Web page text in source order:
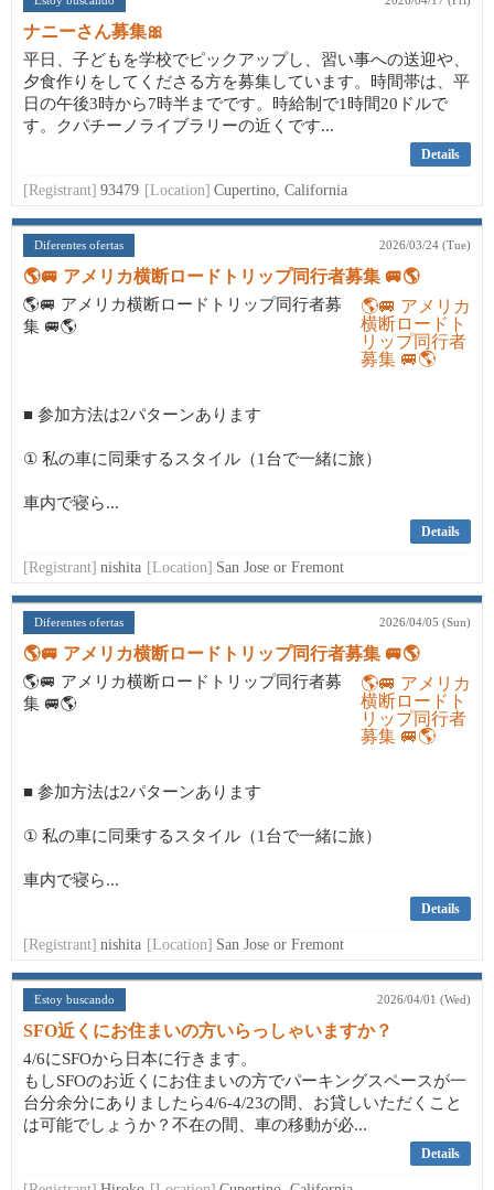
ナニーさん募集🎀
平日、子どもを学校でピックアップし、習い事への送迎や、
夕食作りをしてくださる方を募集しています。時間帯は、平
日の午後3時から7時半までです。時給制で1時間20ドルで
す。クパチーノライブラリーの近くです...
Details
[Registrant] 93479 [Location] Cupertino, California
Diferentes ofertas 2026/03/24 (Tue)
🌎🚐 アメリカ横断ロードトリップ同行者募集 🚐🌎
🌎🚐 アメリカ横断ロードトリップ同行者募
集 🚐🌎
■ 参加方法は2パターンあります
① 私の車に同乗するスタイル（1台で一緒に旅）
車内で寝ら...
Details
[Registrant] nishita [Location] San Jose or Fremont
Diferentes ofertas 2026/04/05 (Sun)
🌎🚐 アメリカ横断ロードトリップ同行者募集 🚐🌎
🌎🚐 アメリカ横断ロードトリップ同行者募
集 🚐🌎
■ 参加方法は2パターンあります
① 私の車に同乗するスタイル（1台で一緒に旅）
車内で寝ら...
Details
[Registrant] nishita [Location] San Jose or Fremont
Estoy buscando 2026/04/01 (Wed)
SFO近くにお住まいの方いらっしゃいますか？
4/6にSFOから日本に行きます。
もしSFOのお近くにお住まいの方でパーキングスペースが一
台分余分にありましたら4/6-4/23の間、お貸しいただくこと
は可能でしょうか？不在の間、車の移動が必...
Details